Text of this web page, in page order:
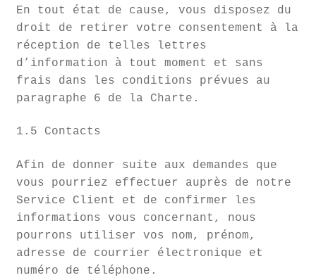
En tout état de cause, vous disposez du
droit de retirer votre consentement à la
réception de telles lettres
d’information à tout moment et sans
frais dans les conditions prévues au
paragraphe 6 de la Charte.
1.5 Contacts
Afin de donner suite aux demandes que
vous pourriez effectuer auprès de notre
Service Client et de confirmer les
informations vous concernant, nous
pourrons utiliser vos nom, prénom,
adresse de courrier électronique et
numéro de téléphone.